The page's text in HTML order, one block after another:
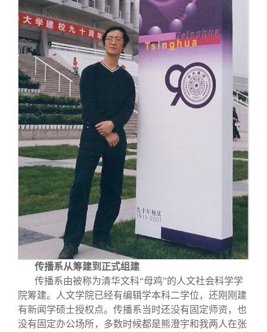
传播系从筹建到正式组建
传播系由被称为清华文科“母鸡”的人文社会科学学
院筹建。人文学院已经有编辑学本科二学位，还刚刚建
有新闻学硕士授权点。传播系当时还没有固定师资，也
没有固定办公场所，多数时候都是熊澄宇和我两人在张